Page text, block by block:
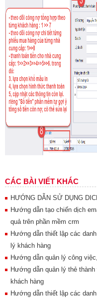
CÁC BÀI VIẾT KHÁC
HƯỚNG DẪN SỬ DỤNG
Hướng dẫn tạo chiến dịch
quả trên phần mềm crm
Hướng dẫn thiết lập các
lý khách hàng
Hướng dẫn quản lý công
Hướng dẫn quản lý thẻ
khách hàng
Hướng dẫn thiết lập các